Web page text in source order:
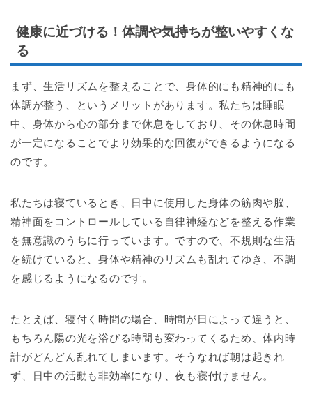
健康に近づける！体調や気持ちが整いやすくな
る
まず、生活リズムを整えることで、身体的にも精神的にも
体調が整う、というメリットがあります。私たちは睡眠
中、身体から心の部分まで休息をしており、その休息時間
が一定になることでより効果的な回復ができるようになる
のです。
私たちは寝ているとき、日中に使用した身体の筋肉や脳、
精神面をコントロールしている自律神経などを整える作業
を無意識のうちに行っています。ですので、不規則な生活
を続けていると、身体や精神のリズムも乱れてゆき、不調
を感じるようになるのです。
たとえば、寝付く時間の場合、時間が日によって違うと、
もちろん陽の光を浴びる時間も変わってくるため、体内時
計がどんどん乱れてしまいます。そうなれば朝は起きれ
ず、日中の活動も非効率になり、夜も寝付けません。